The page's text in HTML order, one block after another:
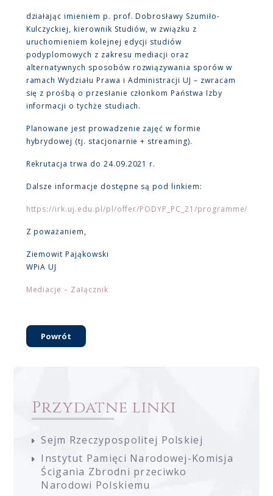
działając imieniem p. prof. Dobrosławy Szumiło-
Kulczyckiej, kierownik Studiów, w związku z
uruchomieniem kolejnej edycji studiów
podyplomowych z zakresu mediacji oraz
alternatywnych sposobów rozwiązywania sporów w
ramach Wydziału Prawa i Administracji UJ – zwracam
się z prośbą o przesłanie członkom Państwa Izby
informacji o tychże studiach.
Planowane jest prowadzenie zajęć w formie
hybrydowej (tj. stacjonarnie + streaming).
Rekrutacja trwa do 24.09.2021 r.
Dalsze informacje dostępne są pod linkiem:
https://irk.uj.edu.pl/pl/offer/PODYP_PC_21/programme/
Z poważaniem,
Ziemowit Pająkowski
WPiA UJ
Mediacje – Załącznik
Powrót
Przydatne linki
Sejm Rzeczypospolitej Polskiej
Instytut Pamięci Narodowej-Komisja
Ścigania Zbrodni przeciwko
Narodowi Polskiemu